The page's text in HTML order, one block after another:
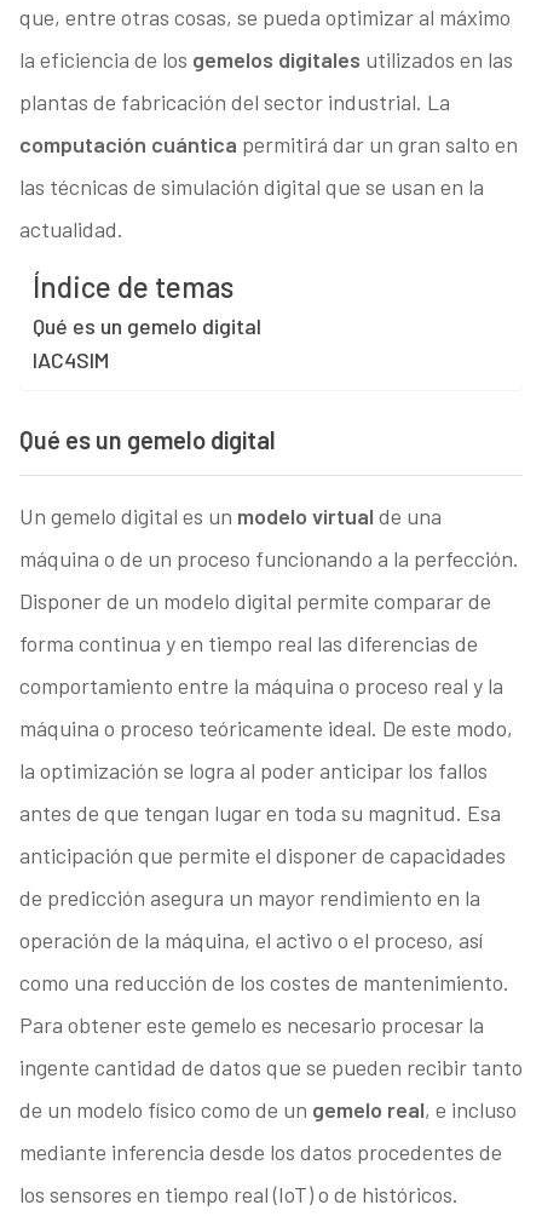
que, entre otras cosas, se pueda optimizar al máximo
la eficiencia de los gemelos digitales utilizados en las
plantas de fabricación del sector industrial. La
computación cuántica permitirá dar un gran salto en
las técnicas de simulación digital que se usan en la
actualidad.
Índice de temas
Qué es un gemelo digital
IAC4SIM
Qué es un gemelo digital
Un gemelo digital es un modelo virtual de una
máquina o de un proceso funcionando a la perfección.
Disponer de un modelo digital permite comparar de
forma continua y en tiempo real las diferencias de
comportamiento entre la máquina o proceso real y la
máquina o proceso teóricamente ideal. De este modo,
la optimización se logra al poder anticipar los fallos
antes de que tengan lugar en toda su magnitud. Esa
anticipación que permite el disponer de capacidades
de predicción asegura un mayor rendimiento en la
operación de la máquina, el activo o el proceso, así
como una reducción de los costes de mantenimiento.
Para obtener este gemelo es necesario procesar la
ingente cantidad de datos que se pueden recibir tanto
de un modelo físico como de un gemelo real, e incluso
mediante inferencia desde los datos procedentes de
los sensores en tiempo real (IoT) o de históricos.